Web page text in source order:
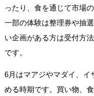
ったり、食を通じて市場
一部の体験は整理券や抽
い企画がある方は受付方
です。
6月はマアジやマダイ、イ
める時期です。買い物、